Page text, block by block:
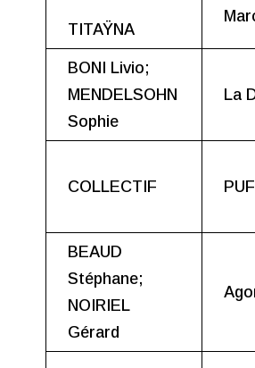
TITAŸNA
BONI Livio;
MENDELSOHN
Sophie
La
COLLECTIF PUF
BEAUD
Stéphane;
NOIRIEL
Gérard